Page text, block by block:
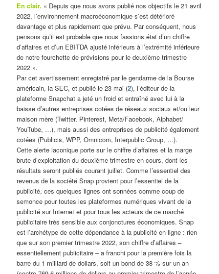
En clair. « Depuis que nous avons publié nos objectifs le 21 avril
2022, l’environnement macroéconomique s’est détérioré
davantage et plus rapidement que prévu. Par conséquent, nous
pensons qu’il est probable que nous fassions état d’un chiffre
d’affaires et d’un EBITDA ajusté inférieurs à l’extrémité inférieure
de notre fourchette de prévisions pour le deuxième trimestre
2022 ».
Par cet avertissement enregistré par le gendarme de la Bourse
américain, la SEC, et publié le 23 mai (2), l’éditeur de la
plateforme Snapchat a jeté un froid et entraîné avec lui à la
baisse d’autres entreprises cotées de réseaux sociaux et/ou leur
maison mère (Twitter, Pinterest, Meta/Facebook, Alphabet/
YouTube, …), mais aussi des entreprises de publicité également
cotées (Publicis, WPP, Omnicom, Interpublic Group, …).
Cette alerte laconique porte sur le chiffre d’affaires et la marge
brute d’exploitation du deuxième trimestre en cours, dont les
résultats seront publiés courant juillet. Comme l’essentiel des
revenus de la société Snap provient pour l’essentiel de la
publicité, ces quelques lignes ont sonnées comme coup de
semonce pour toutes les plateformes numériques vivant de la
publicité sur Internet et pour tous les acteurs de ce marché
publicitaire très sensible aux conjonctures économiques. Snap
est l’archétype de cette dépendance à la publicité en ligne : rien
que sur son premier trimestre 2022, son chiffre d’affaires –
essentiellement publicitaire – a franchi pour la première fois la
barre du 1 milliard de dollars, soit un bond de 38 % sur un an